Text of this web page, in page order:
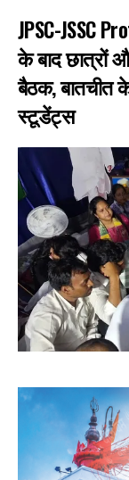
JPSC-JSSC
के बाद छात्रों
बैठक, बातचीत
स्टूडेंट्स